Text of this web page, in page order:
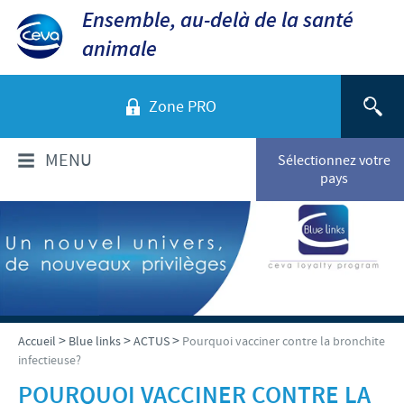
Ensemble, au-delà de la santé
animale
Zone PRO
Sélectionnez votre
pays
MENU
QUI SOMMES-NOUS?
Aperçu de la société
Ceva Santé Animale Tunisie
PRODUITS
Volailles
Ovins - Caprins
ACTUALITÉS ET MÉDIA
Ceva News
RESPONSABILITÉS
Accueil > Blue links>ACTUS> Pourquoi vacciner contre la bronchite
infectieuse?
POURQUOI VACCINER CONTRE LA